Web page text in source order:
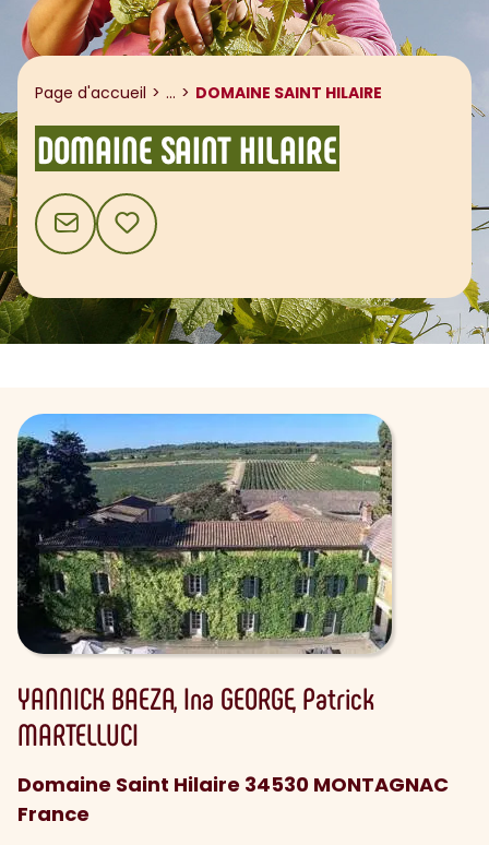
Page d'accueil ... Afficher le fil d'ariane
DOMAINE SAINT HILAIRE
DOMAINE SAINT HILAIRE
CONTACTAJOUTER AUX FAVORIS
YANNICK BAEZA Ina GEORGE Patrick
MARTELLUCI
Domaine Saint Hilaire 34530 MONTAGNAC
France